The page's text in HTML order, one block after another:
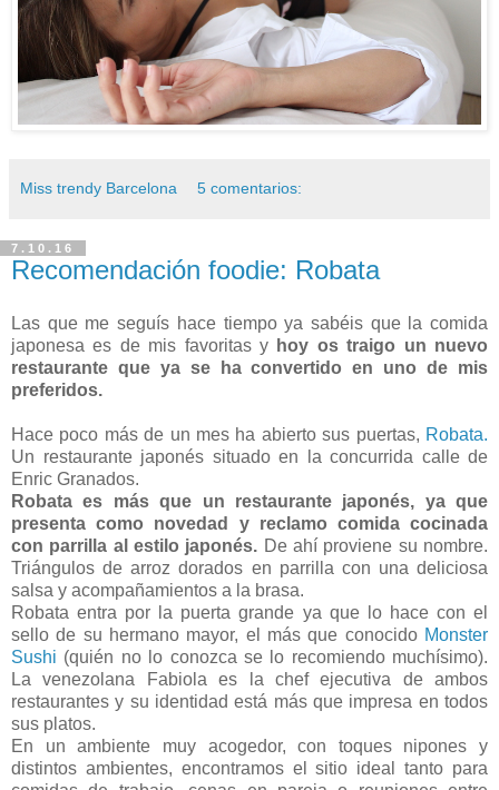
Miss trendy Barcelona 5 comentarios:
7.10.16
Recomendación foodie: Robata
Las que me seguís hace tiempo ya sabéis que la comida
japonesa es de mis favoritas y hoy os traigo un nuevo
restaurante que ya se ha convertido en uno de mis
preferidos.
Hace poco más de un mes ha abierto sus puertas, Robata.
Un restaurante japonés situado en la concurrida calle de
Enric Granados.
Robata es más que un restaurante japonés, ya que
presenta como novedad y reclamo comida cocinada
con parrilla al estilo japonés. De ahí proviene su nombre.
Triángulos de arroz dorados en parrilla con una deliciosa
salsa y acompañamientos a la brasa.
Robata entra por la puerta grande ya que lo hace con el
sello de su hermano mayor, el más que conocidoMonster
Sushi (quién no lo conozca se lo recomiendo muchísimo).
La venezolana Fabiola es la chef ejecutiva de ambos
restaurantes y su identidad está más que impresa en todos
sus platos.
En un ambiente muy acogedor, con toques nipones y
distintos ambientes, encontramos el sitio ideal tanto para